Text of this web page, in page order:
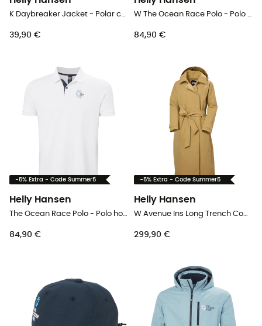
K Daybreaker Jacket - Polar criança
39,90 €
W The Ocean Race Polo - Polo mulher
84,90 €
-5% Extra - Code Summer5
Helly Hansen
The Ocean Race Polo - Polo homem
84,90 €
-5% Extra - Code Summer5
Helly Hansen
W Avenue Ins Long Trench Coat - Parka mulher
299,90 €